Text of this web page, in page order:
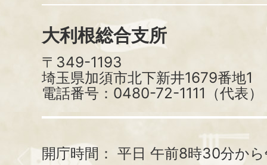
大利根総合支所
〒349-1193
埼玉県加須市北下新井1679番地1
電話番号：0480-72-1111（代表）
開庁時間： 平日 午前8時30分か